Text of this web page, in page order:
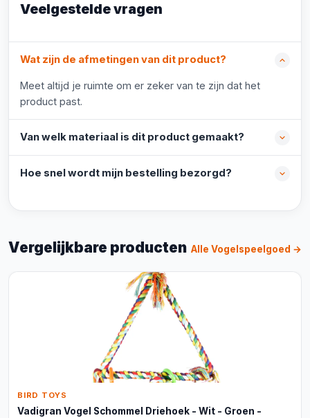
Veelgestelde vragen
Wat zijn de afmetingen van dit product?
Meet altijd je ruimte om er zeker van te zijn dat het
product past.
Van welk materiaal is dit product gemaakt?
Hoe snel wordt mijn bestelling bezorgd?
Vergelijkbare producten Alle Vogelspeelgoed →
BIRD TOYS
Vadigran Vogel Schommel Driehoek - Wit - Groen -